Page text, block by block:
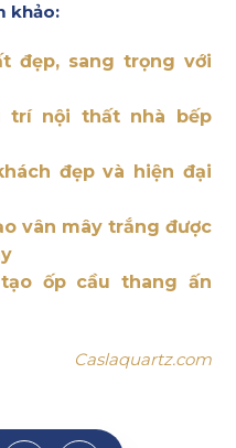
khảo:
đẹp, sang trọng với
trí nội thất nhà bếp
đẹp và hiện đại
vân mây trắng được
ốp cầu thang ấn
Caslaquartz.com